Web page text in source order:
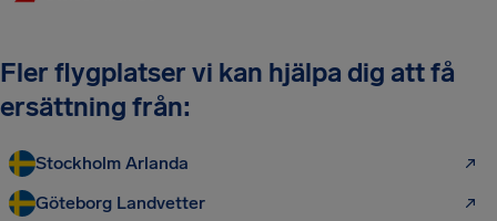
Fler flygplatser vi kan hjälpa dig att få
ersättning från:
Stockholm Arlanda
Göteborg Landvetter